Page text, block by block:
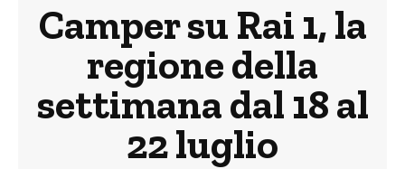
Camper su Rai 1, la
regione della
settimana dal 18 al
22 luglio